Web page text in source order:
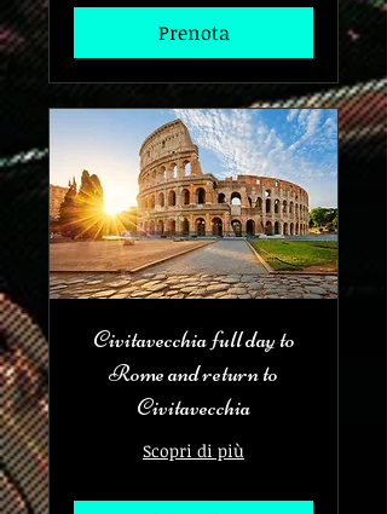
Prenota
Civitavecchia full day to
Rome and return to
Civitavecchia
Scopri di più